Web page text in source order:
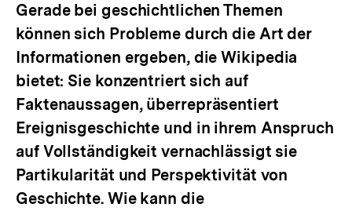
Gerade bei geschichtlichen Themen
können sich Probleme durch die Art der
Informationen ergeben, die Wikipedia
bietet: Sie konzentriert sich auf
Faktenaussagen, überrepräsentiert
Ereignisgeschichte und in ihrem Anspruch
auf Vollständigkeit vernachlässigt sie
Partikularität und Perspektivität von
Geschichte. Wie kann die